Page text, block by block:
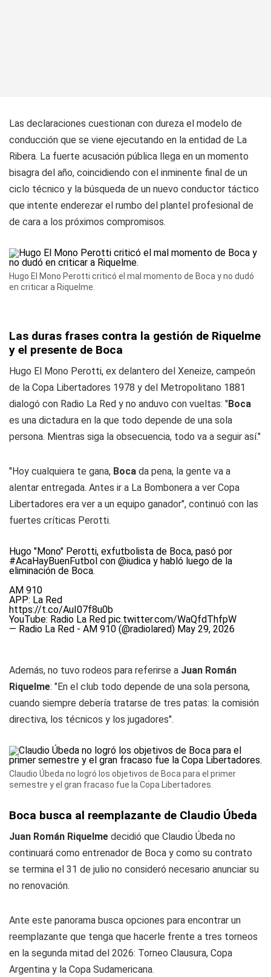
Las declaraciones cuestionan con dureza el modelo de
conducción que se viene ejecutando en la entidad de La
Ribera. La fuerte acusación pública llega en un momento
bisagra del año, coincidiendo con el inminente final de un
ciclo técnico y la búsqueda de un nuevo conductor táctico
que intente enderezar el rumbo del plantel profesional de
de cara a los próximos compromisos.
Hugo El Mono Perotti criticó el mal momento de Boca y no dudó
en criticar a Riquelme.
Las duras frases contra la gestión de Riquelme
y el presente de Boca
Hugo El Mono Perotti, ex delantero del Xeneize, campeón
de la Copa Libertadores 1978 y del Metropolitano 1881
dialogó con Radio La Red y no anduvo con vueltas: "Boca
es una dictadura en la que todo depende de una sola
persona. Mientras siga la obsecuencia, todo va a seguir así."
"Hoy cualquiera te gana, Boca da pena, la gente va a
alentar entregada. Antes ir a La Bombonera a ver Copa
Libertadores era ver a un equipo ganador", continuó con las
fuertes críticas Perotti.
Hugo "Mono" Perotti, exfutbolista de Boca, pasó por
#AcaHayBuenFutbol con @iudica y habló luego de la
eliminación de Boca.
AM 910
APP: La Red
https://t.co/AuI07f8u0b
YouTube: Radio La Red pic.twitter.com/WaQfdThfpW
— Radio La Red - AM 910 (@radiolared) May 29, 2026
Además, no tuvo rodeos para referirse a Juan Román
Riquelme: "En el club todo depende de una sola persona,
cuando siempre debería tratarse de tres patas: la comisión
directiva, los técnicos y los jugadores".
Claudio Úbeda no logró los objetivos de Boca para el primer
semestre y el gran fracaso fue la Copa Libertadores.
Boca busca al reemplazante de Claudio Úbeda
Juan Román Riquelme decidió que Claudio Úbeda no
continuará como entrenador de Boca y como su contrato
se termina el 31 de julio no consideró necesario anunciar su
no renovación.
Ante este panorama busca opciones para encontrar un
reemplazante que tenga que hacerle frente a tres torneos
en la segunda mitad del 2026: Torneo Clausura, Copa
Argentina y la Copa Sudamericana.